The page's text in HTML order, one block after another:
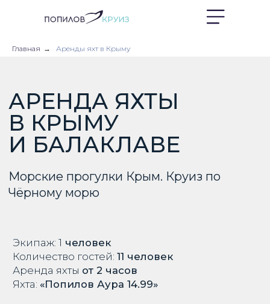
Главная → Аренды яхт в Крыму
Морские прогулки Крым. Круиз по
Чёрному морю
И БАЛАКЛАВЕ
Экипаж: 1 человек
Количество гостей: 11 человек
Аренда яхтыот 2 часов
Аренда яхты на указанное время
Топливо
TV, Wi-Fi, музыка, настольные игры
Питьевая вода
Сопровождение круиза 24/7 личным